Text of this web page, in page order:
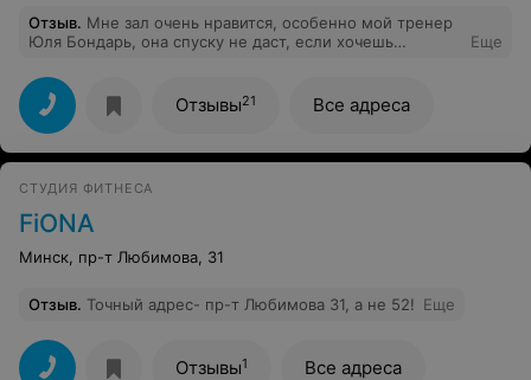
Отзыв. Мне зал очень нравится, особенно мой тренер
Юля Бондарь, она спуску не даст, если хочешь
фитнессом позаниматься. А Вика, которую тут так
нахваливаю, по-моему все одинаковые упражнения
дает, сколько хожу, вижу, новые, старые люди всем
одно и тоже, только собой любуется и болтает без
умолку
Еще
Отзывы21 Все адреса
СТУДИЯ ФИТНЕСА
FiONA
Минск, пр-т Любимова, 31
Отзыв. Точный адрес- пр-т Любимова 31, а не 52! Еще
Отзывы1 Все адреса